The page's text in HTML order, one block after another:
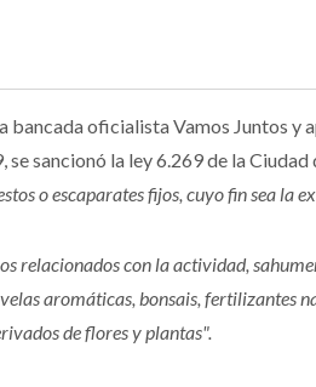
bancada oficialista Vamos Juntos y
se sancionó la ley 6.269 de la
o escaparates fijos, cuyo fin sea la
relacionados con la actividad,
aromáticas, bonsais, fertilizantes
de flores y plantas".